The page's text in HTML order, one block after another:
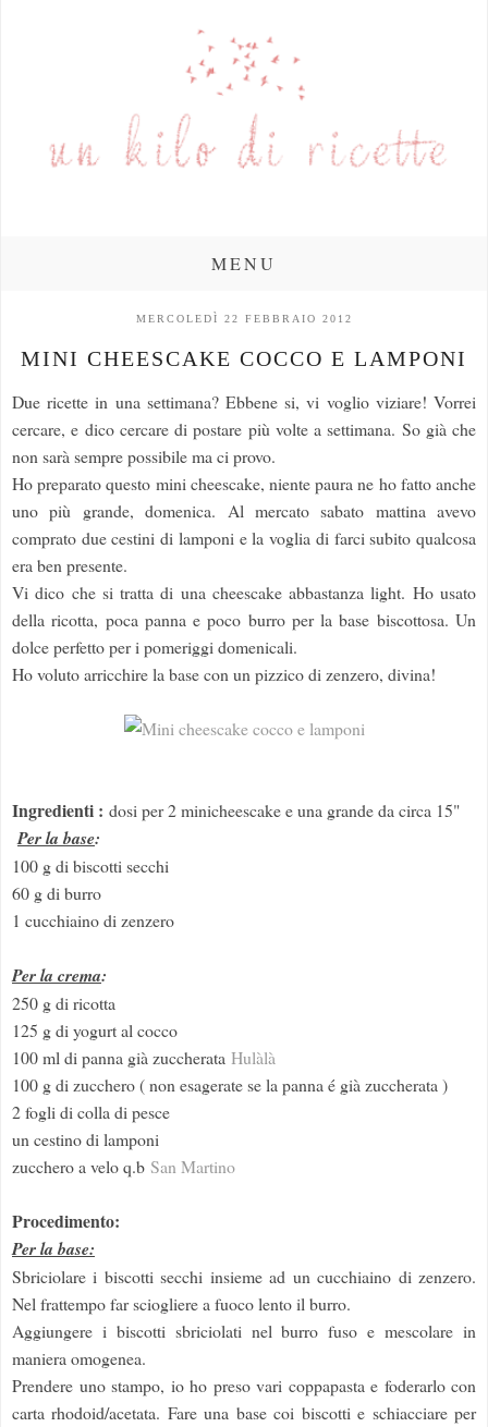
MENU
MERCOLEDÌ 22 FEBBRAIO 2012
MINI CHEESCAKE COCCO E LAMPONI
Due ricette in una settimana? Ebbene si, vi voglio viziare! Vorrei
cercare, e dico cercare di postare più volte a settimana. So già che
non sarà sempre possibile ma ci provo.
Ho preparato questo mini cheescake, niente paura ne ho fatto anche
uno più grande, domenica. Al mercato sabato mattina avevo
comprato due cestini di lamponi e la voglia di farci subito qualcosa
era ben presente.
Vi dico che si tratta di una cheescake abbastanza light. Ho usato
della ricotta, poca panna e poco burro per la base biscottosa. Un
dolce perfetto per i pomeriggi domenicali.
Ho voluto arricchire la base con un pizzico di zenzero, divina!
Ingredienti : dosi per 2 minicheescake e una grande da circa 15"
Per la base:
100 g di biscotti secchi
60 g di burro
1 cucchiaino di zenzero
Per la crema:
250 g di ricotta
125 g di yogurt al cocco
100 ml di panna già zuccherata Hulàlà
100 g di zucchero ( non esagerate se la panna é già zuccherata )
2 fogli di colla di pesce
un cestino di lamponi
zucchero a velo q.b San Martino
Procedimento:
Per la base:
Sbriciolare i biscotti secchi insieme ad un cucchiaino di zenzero.
Nel frattempo far sciogliere a fuoco lento il burro.
Aggiungere i biscotti sbriciolati nel burro fuso e mescolare in
maniera omogenea.
Prendere uno stampo, io ho preso vari coppapasta e foderarlo con
carta rhodoid/acetata. Fare una base coi biscotti e schiacciare per